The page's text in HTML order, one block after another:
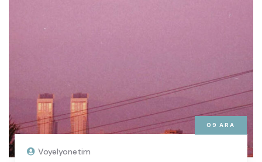
09 ARA
Voyelyonetim